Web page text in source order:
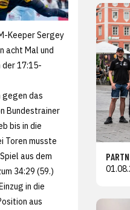
Keeper Sergey
acht Mal und
17:15-
gegen das
Bundestrainer
bis in die
Toren musste
aus dem
34:29 (59.)
in die
aus